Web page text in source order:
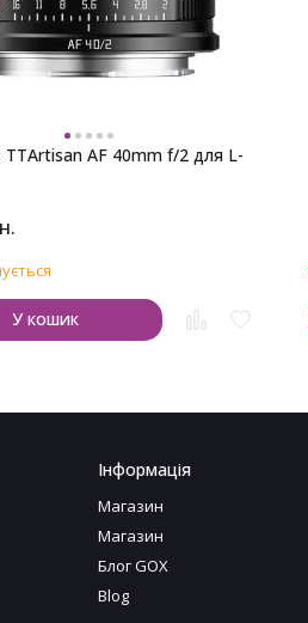
TTArtisan AF 40mm f/2 для L-
У кошик
Інформація
Магазин
Магазин
Блог GOX
Blog